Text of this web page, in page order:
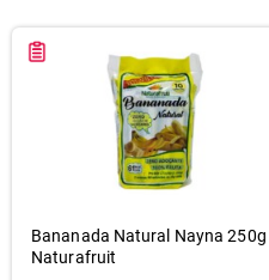
Bananada Natural Nayna 250g
Naturafruit